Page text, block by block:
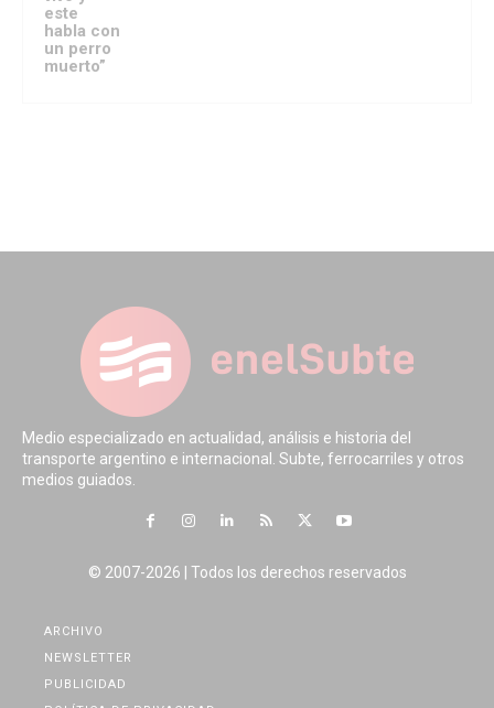
este
habla con
un perro
muerto”
Medio especializado en actualidad, análisis e historia del
transporte argentino e internacional. Subte, ferrocarriles y otros
medios guiados.
© 2007-2026 | Todos los derechos reservados
ARCHIVO
NEWSLETTER
PUBLICIDAD